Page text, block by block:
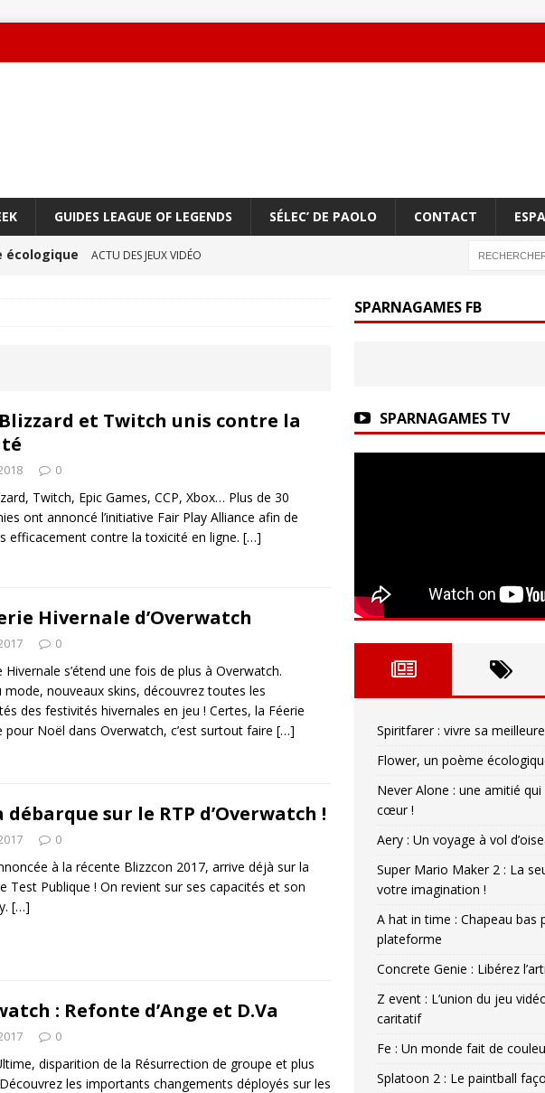
GUIDES LEAGUE OF LEGENDS SÉLEC’ DE PAOLO CONTACT
écologique ACTU DES JEUX VIDÉO
meilleure mort
et Twitch unis contre la
0
Twitch, Epic Games, CCP, Xbox… Plus de 30
ont annoncé l’initiative Fair Play Alliance afin de
efficacement contre la toxicité en ligne. […]
Hivernale d’Overwatch
0
Hivernale s’étend une fois de plus à Overwatch.
mode, nouveaux skins, découvrez toutes les
des festivités hivernales en jeu ! Certes, la Féerie
pour Noël dans Overwatch, c’est surtout faire […]
débarque sur le RTP d’Overwatch !
0
à la récente Blizzcon 2017, arrive déjà sur la
Test Publique ! On revient sur ses capacités et son
[…]
: Refonte d’Ange et D.Va
0
disparition de la Résurrection de groupe et plus
les importants changements déployés sur les
SPARNAGAMES FB
SPARNAGAMES TV
Spiritfarer : vivre sa
Flower, un poème
Never Alone : une amitié
cœur !
Aery : Un voyage à vol
Super Mario Maker 2 : La
votre imagination !
A hat in time : Chapeau bas
plateforme
Concrete Genie : Libérez
Z event : L’union du jeu
caritatif
Fe : Un monde fait de
Splatoon 2 : Le paintball